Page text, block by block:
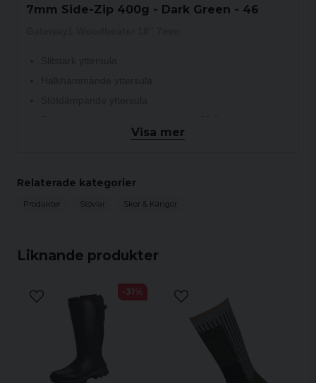
Liknande produkter
-31%
7mm Side-Zip 400g - Dark Green - 46
Extra förstärkt fot med Japan rubber™
Motverkar kondens och cirkulerar luft i stöveln
Klassisk design
Med fukttransporterande foder
Visa mer
Relaterade kategorier
Produkter Stövlar Skor & Kängor